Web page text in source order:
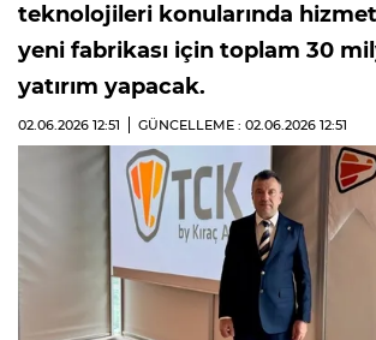
teknolojileri konularında
yeni fabrikası için toplam 30
yatırım yapacak.
02.06.2026 12:51 GÜNCELLEME : 02.06.2026 12:51